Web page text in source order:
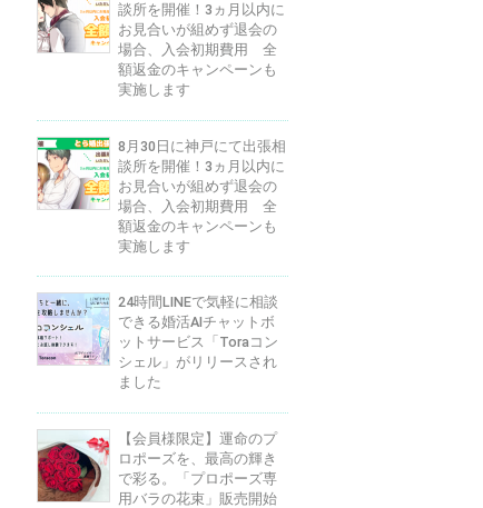
談所を開催！3ヵ月以内に
お見合いが組めず退会の
場合、入会初期費用 全
額返金のキャンペーンも
実施します
8月30日に神戸にて出張相
談所を開催！3ヵ月以内に
お見合いが組めず退会の
場合、入会初期費用 全
額返金のキャンペーンも
実施します
24時間LINEで気軽に相談
できる婚活AIチャットボ
ットサービス「Toraコン
シェル」がリリースされ
ました
【会員様限定】運命のプ
ロポーズを、最高の輝き
で彩る。「プロポーズ専
用バラの花束」販売開始